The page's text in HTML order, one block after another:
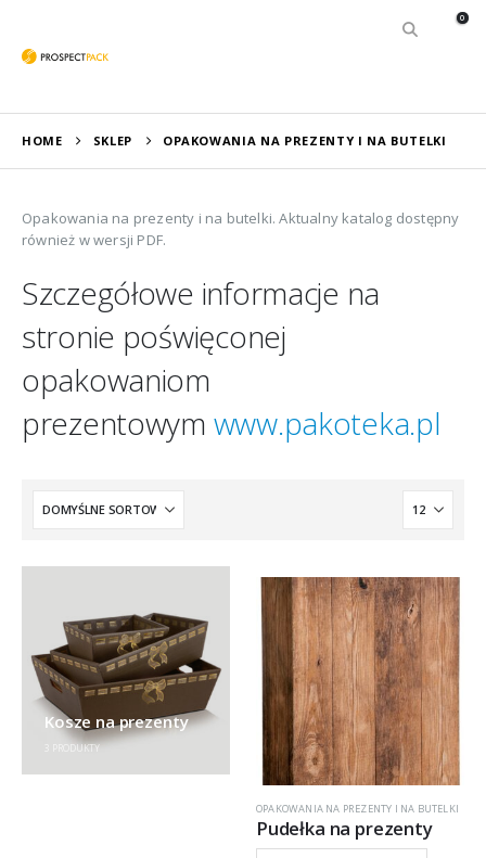
0
HOME SKLEP OPAKOWANIA NA PREZENTY I NA BUTELKI
Opakowania na prezenty i na butelki. Aktualny katalog dostępny
również w wersji PDF.
Szczegółowe informacje na
stronie poświęconej
opakowaniom
prezentowym www.pakoteka.pl
Kosze na prezenty
PRODUKTY
OPAKOWANIA NA PREZENTY I NA BUTELKI
Pudełka na prezenty